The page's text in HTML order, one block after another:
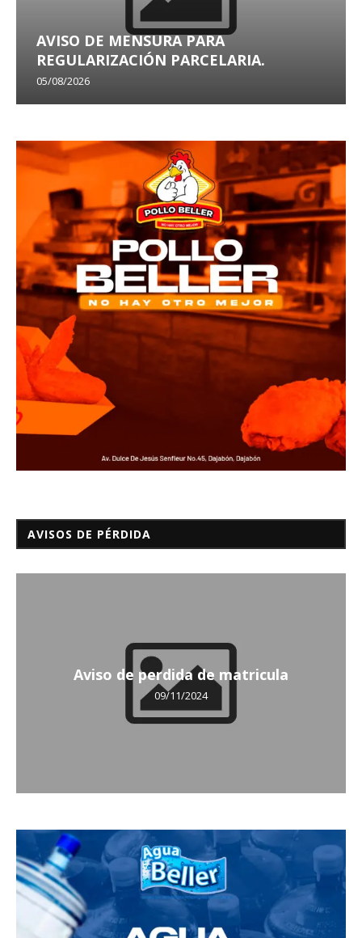
AVISO DE MENSURA PARA
REGULARIZACIÓN PARCELARIA.
05/08/2026
AVISOS DE PÉRDIDA
Aviso de perdida de matricula
09/11/2024